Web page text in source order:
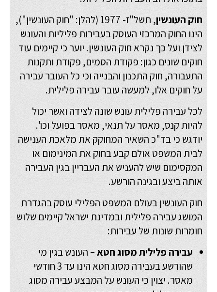
חוק העונשין
, תשל"ז- 1977 (להלן: "חוק העונשין"),
הינו החוק המרכזי העוסק בעבירות פליליות והעונש
לצידן ועל כך נקרא חוק העונשין. יוער כי קיימים עוד
חוקים שונים כגון: פקודת הסמים, פקודת ותקנות
התעבורה, חוק התכנון והבנייה וכי כל העובר עבירה
על חוקים אלו, למעשה עובר עבירה פלילית.
לכל עבירה פלילית עונש שונה לצידה ואשר יכול
להיות קנס, מאסר על תנאי, מאסר בפועל וכו'.
יודגש כי בד"כ השאיר המחוקק את מלאכת הענישה
לבית המשפט אולם קבע בחוק את המינימום או
המקסימום שיש להעניש את העבריין בגין העבירה
אותה ביצע ובגינה הורשע.
חוק העונשין בעולם המשפט הפלילי עוסק בהגדרת
המושג עבירה פלילית ובמדינת ישראל קיימים שלוש
חומרות שונות של עבירות:
עבירה פלילית מסוג חטא – העונש בגין מי
שהורשע בעבירה מסוג חטא הינו עד 3 חודשי
מאסר. יצוין כי העונש על המבצע עבירה מסוג